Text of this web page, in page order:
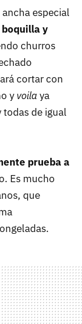
especial
y
churros
cortar con
y voila ya
de igual
prueba a
Es mucho
que